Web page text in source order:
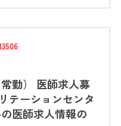
勤） 医師求人募
テーションセンタ
医師求人情報の